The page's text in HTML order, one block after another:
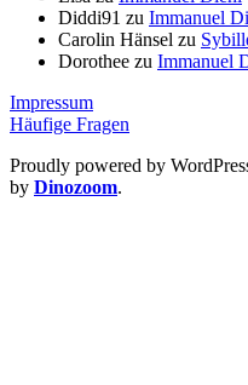
Diddi91 zu Immanuel
Carolin Hänsel zu
Dorothee zu Immanuel
Impressum
Häufige Fragen
Proudly powered by
by Dinozoom.